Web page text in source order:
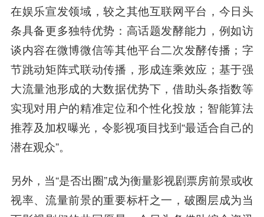
在娱乐宣发领域，较之其他互联网平台，今日头
条具备更多独特优势： 高话题发酵能力，例如访
谈内容在微博微信等其他平台二次发酵传播；字
节跳动矩阵式联动传播，形成连乘效应；基于强
大流量池形成的大数据优势下，借助头条指数等
实现对用户的精准定位和个性化投放；智能算法
推荐及加权曝光，令影视项目找到“最适合自己的
潜在观众”。
另外，当“是否出圈”成为衡量影视剧票房前景或收
视率、流量前景的重要标杆之一，破圈层成为当